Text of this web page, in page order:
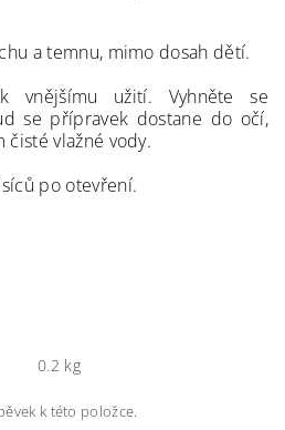
a temnu, mimo dosah dětí.
vnějšímu užití. Vyhněte se
se přípravek dostane do očí,
vlažné vody.
po otevření.
0.2 kg
k této položce.